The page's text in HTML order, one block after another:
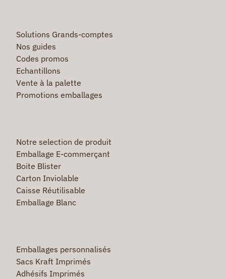
Solutions Grands-comptes
Nos guides
Codes promos
Echantillons
Vente à la palette
Promotions emballages
Notre selection de produit
Emballage E-commerçant
Boite Blister
Carton Inviolable
Caisse Réutilisable
Emballage Blanc
Emballages personnalisés
Sacs Kraft Imprimés
Adhésifs Imprimés